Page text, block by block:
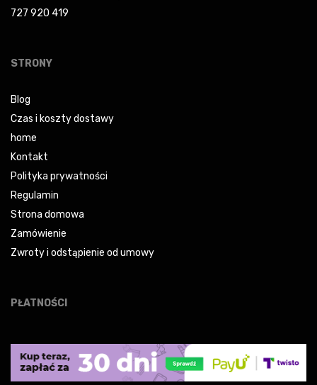
727 920 419
STRONY
Blog
Czas i koszty dostawy
home
Kontakt
Polityka prywatności
Regulamin
Strona domowa
Zamówienie
Zwroty i odstąpienie od umowy
PŁATNOŚCI